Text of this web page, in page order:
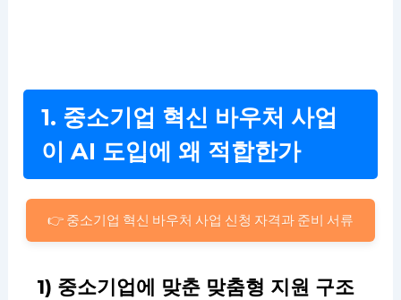
1. 중소기업 혁신 바우처 사업
이 AI 도입에 왜 적합한가
👉 중소기업 혁신 바우처 사업 신청 자격과 준비 서류
1) 중소기업에 맞춘 맞춤형 지원 구조